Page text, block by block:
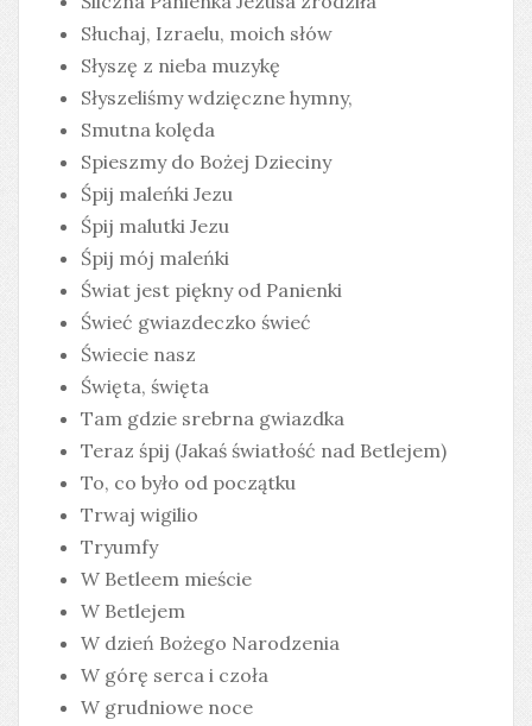
Słuchaj, Izraelu, moich słów
Słyszę z nieba muzykę
Słyszeliśmy wdzięczne hymny,
Smutna kolęda
Spieszmy do Bożej Dzieciny
Śpij maleńki Jezu
Śpij malutki Jezu
Śpij mój maleńki
Świat jest piękny od Panienki
Świeć gwiazdeczko świeć
Świecie nasz
Święta, święta
Tam gdzie srebrna gwiazdka
Teraz śpij (Jakaś światłość nad Betlejem)
To, co było od początku
Trwaj wigilio
Tryumfy
W Betleem mieście
W Betlejem
W dzień Bożego Narodzenia
W górę serca i czoła
W grudniowe noce